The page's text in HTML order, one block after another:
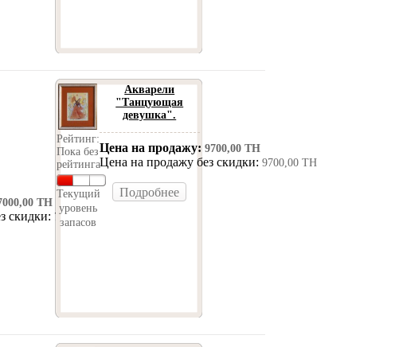
ТН
скидки: 7000,00 ТН
Рейтинг:
Пока без
рейтинга
Текущий
уровень
запасов
Акварели
"Танцующая
девушка".
Цена на продажу: 9700,00 ТН
Цена на продажу без скидки: 9700,00 ТН
Подробнее